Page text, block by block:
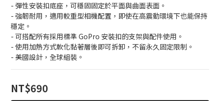
- 彈性安裝扣底座，可穩固固定於平面與曲面表面。
- 強韌耐用，適用較重型相機配置，即使在高震動環境下也能保持
穩定。
- 可搭配所有採用標準 GoPro 安裝扣的支架與配件使用。
- 使用加熱方式軟化黏著層後即可拆卸，不留永久固定限制。
- 美國設計，全球組裝。
NT$690